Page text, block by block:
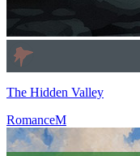
The Hidden Valley
RomanceM